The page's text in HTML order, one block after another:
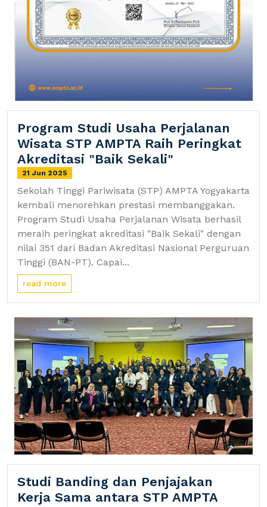
Program Studi Usaha Perjalanan
Wisata STP AMPTA Raih Peringkat
Akreditasi "Baik Sekali"
21 Jun 2025
Sekolah Tinggi Pariwisata (STP) AMPTA Yogyakarta
kembali menorehkan prestasi membanggakan.
Program Studi Usaha Perjalanan Wisata berhasil
meraih peringkat akreditasi "Baik Sekali" dengan
nilai 351 dari Badan Akreditasi Nasional Perguruan
Tinggi (BAN-PT). Capai...
read more
Studi Banding dan Penjajakan
Kerja Sama antara STP AMPTA